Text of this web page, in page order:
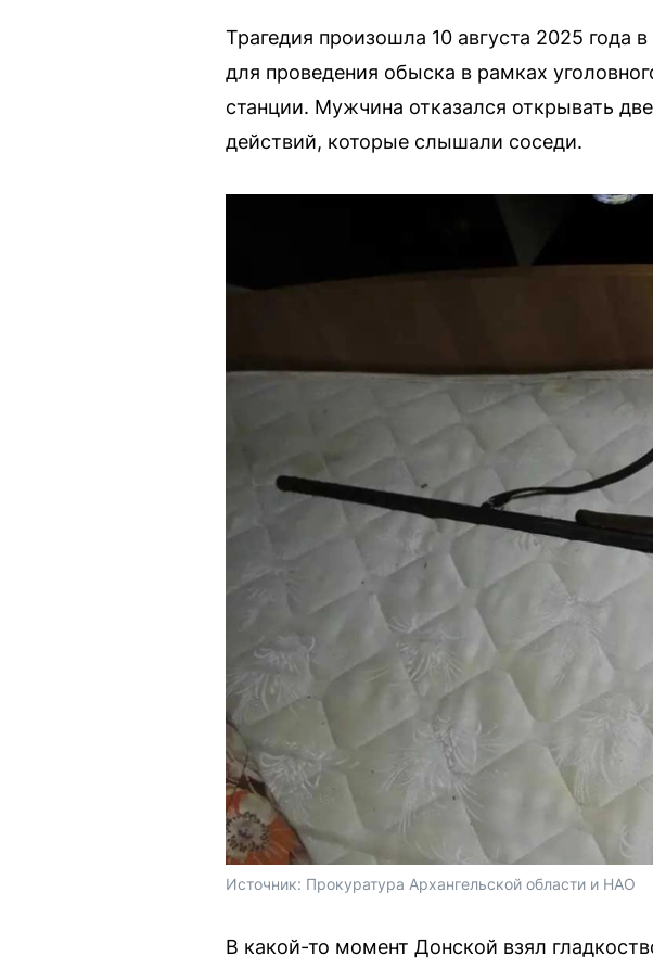
Трагедия произошла 10 августа 2025
для проведения обыска в рамках
станции. Мужчина отказался открывать
действий, которые слышали соседи.
Источник: Прокуратура Архангельской области и НАО
В какой-то момент Донской взял